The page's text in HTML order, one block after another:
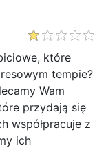
które
tempie?
Wam
przydają się
współpracuje z
ich